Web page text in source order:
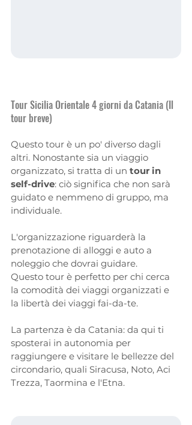
Tour Sicilia Orientale 4 giorni da Catania (Il
tour breve)
Questo tour è un po' diverso dagli
altri. Nonostante sia un viaggio
organizzato, si tratta di un tour in
self-drive: ciò significa che non sarà
guidato e nemmeno di gruppo, ma
individuale.
L'organizzazione riguarderà la
prenotazione di alloggi e auto a
noleggio che dovrai guidare.
Questo tour è perfetto per chi cerca
la comodità dei viaggi organizzati e
la libertà dei viaggi fai-da-te.
La partenza è da Catania: da qui ti
sposterai in autonomia per
raggiungere e visitare le bellezze del
circondario, quali Siracusa, Noto, Aci
Trezza, Taormina e l'Etna.